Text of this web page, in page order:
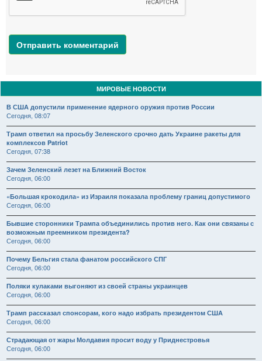
Отправить комментарий
МИРОВЫЕ НОВОСТИ
В США допустили применение ядерного оружия против России
Сегодня, 08:07
Трамп ответил на просьбу Зеленского срочно дать Украине ракеты для
комплексов Patriot
Сегодня, 07:38
Зачем Зеленский лезет на Ближний Восток
Сегодня, 06:00
«Большая крокодила» из Израиля показала проблему границ допустимого
Сегодня, 06:00
Бывшие сторонники Трампа объединились против него. Как они связаны с
возможным преемником президента?
Сегодня, 06:00
Почему Бельгия стала фанатом российского СПГ
Сегодня, 06:00
Поляки кулаками выгоняют из своей страны украинцев
Сегодня, 06:00
Трамп рассказал спонсорам, кого надо избрать президентом США
Сегодня, 06:00
Страдающая от жары Молдавия просит воду у Приднестровья
Сегодня, 06:00